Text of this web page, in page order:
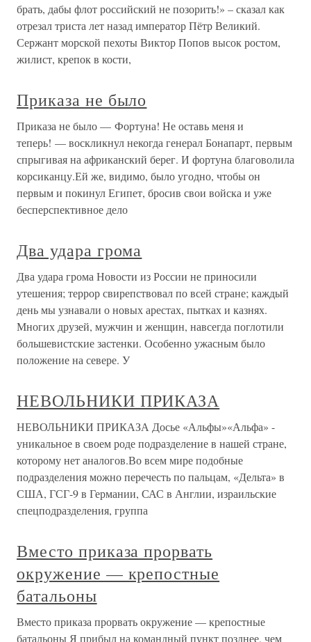
брать, дабы флот российский не позорить!» – сказал как
отрезал триста лет назад император Пётр Великий.
Сержант морской пехоты Виктор Попов высок ростом,
жилист, крепок в кости,
Приказа не было
Приказа не было — Фортуна! Не оставь меня и
теперь! — воскликнул некогда генерал Бонапарт, первым
спрыгивая на африканский берег. И фортуна благоволила
корсиканцу.Ей же, видимо, было угодно, чтобы он
первым и покинул Египет, бросив свои войска и уже
бесперспективное дело
Два удара грома
Два удара грома Новости из России не приносили
утешения; террор свирепствовал по всей стране; каждый
день мы узнавали о новых арестах, пытках и казнях.
Многих друзей, мужчин и женщин, навсегда поглотили
большевистские застенки. Особенно ужасным было
положение на севере. У
НЕВОЛЬНИКИ ПРИКАЗА
НЕВОЛЬНИКИ ПРИКАЗА Досье «Альфы»«Альфа» -
уникальное в своем роде подразделение в нашей стране,
которому нет аналогов.Во всем мире подобные
подразделения можно перечесть по пальцам, «Дельта» в
США, ГСГ-9 в Германии, САС в Англии, израильские
спецподразделения, группа
Вместо приказа прорвать
окружение — крепостные
батальоны
Вместо приказа прорвать окружение — крепостные
батальоны Я прибыл на командный пункт позднее, чем